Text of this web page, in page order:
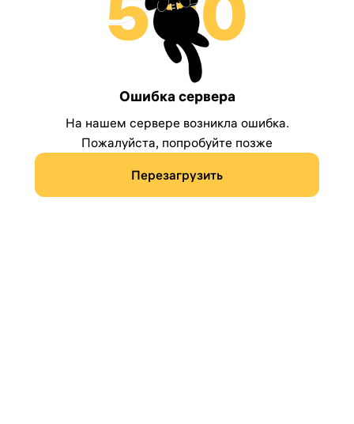
Ошибка сервера
На нашем сервере возникла ошибка.
Пожалуйста, попробуйте позже
Перезагрузить